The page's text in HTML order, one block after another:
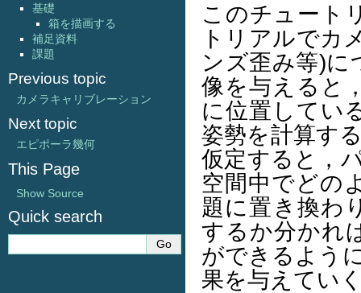
このチュート
トリアルでカ
ンズ歪み等)に
像を与えると
に位置してい
姿勢を計算す
仮定すると，
空間中でどの
題に置き換わ
するか分かれ
ができるよう
果を与えてい
基礎
箱を描画する
補足資料
課題
Previous topic
カメラキャリブレーション
Next topic
エピポーラ幾何
This Page
Show Source
Quick search